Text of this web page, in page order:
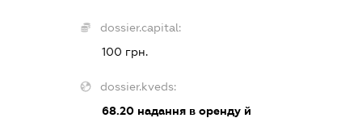
dossier.capital:
100 грн.
dossier.kveds:
68.20надання в оренду й